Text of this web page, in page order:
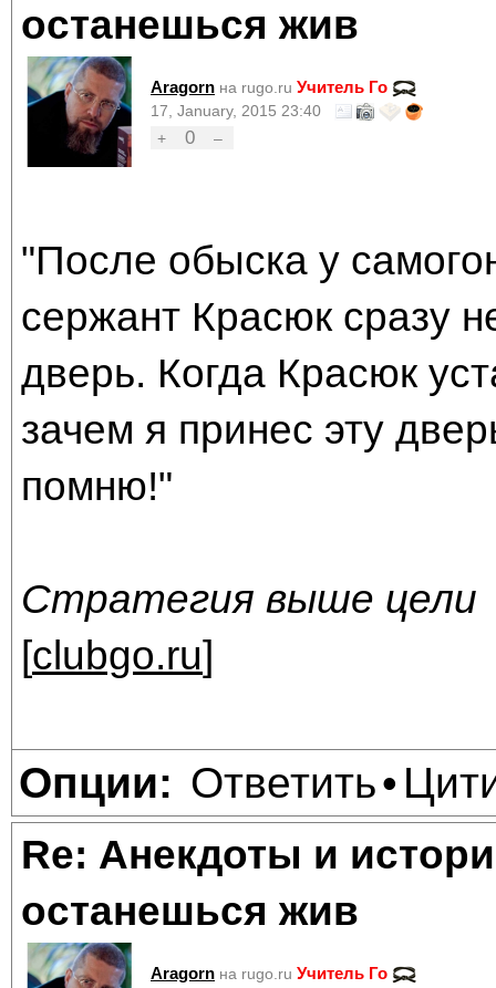
останешься жив
Aragorn на rugo.ru Учитель Го
17, January, 2015 23:40
+
0 –
"После обыска у
сержант Красюк сразу
дверь. Когда Красюк
зачем я принес эту
помню!"
Стратегия выше цели
[clubgo.ru]
Опции: Ответить•
Re: Анекдоты и
останешься жив
Aragorn на rugo.ru Учитель Го